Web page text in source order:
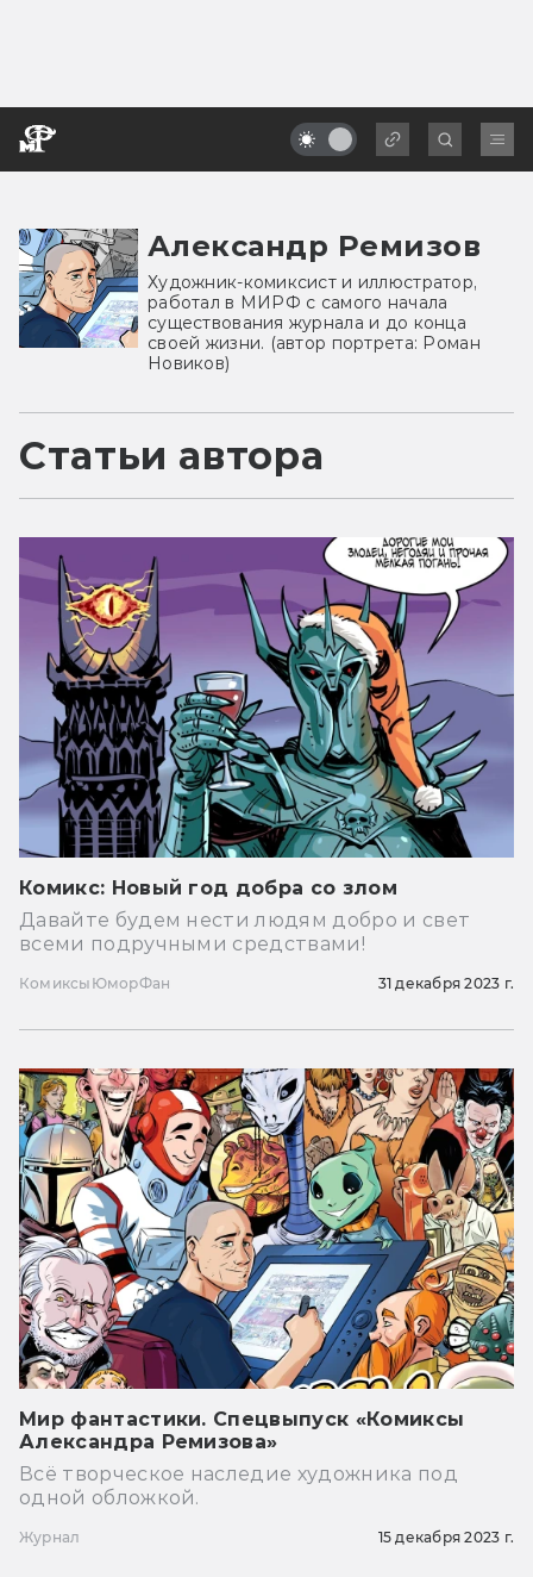
Александр Ремизов
Художник-комиксист и иллюстратор,
работал в МИРФ с самого начала
существования журнала и до конца
своей жизни. (автор портрета: Роман
Новиков)
Статьи автора
Комикс: Новый год добра со злом
Давайте будем нести людям добро и свет
всеми подручными средствами!
Комиксы ЮморФан 31 декабря 2023 г.
Мир фантастики. Спецвыпуск «Комиксы
Александра Ремизова»
Всё творческое наследие художника под
одной обложкой.
Журнал 15 декабря 2023 г.